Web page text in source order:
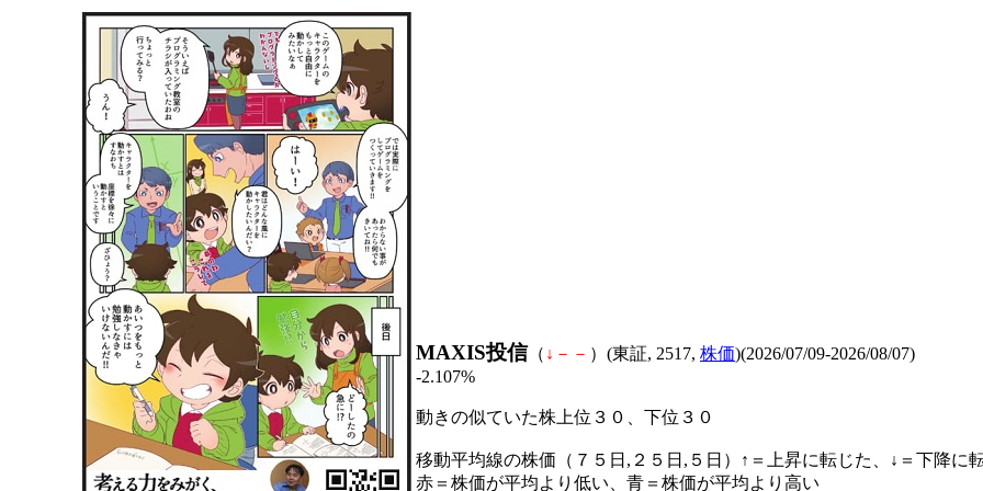
MAXIS投信（ ↓ － － ）(東証, 2517, 株価)(2026/07/09-2026/08/07)
-2.107%
動きの似ていた株上位３０、下位３０
移動平均線の株価（７５日,２５日,５日）↑＝上昇に転じた、↓＝下降に
赤＝株価が平均より低い、青＝株価が平均より高い